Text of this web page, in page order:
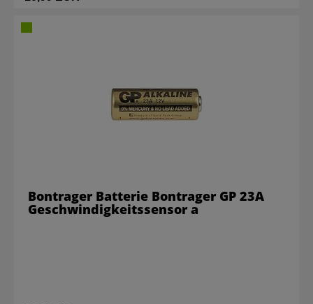
Bontrager Batterie Bontrager GP 23A
Geschwindigkeitssensor a